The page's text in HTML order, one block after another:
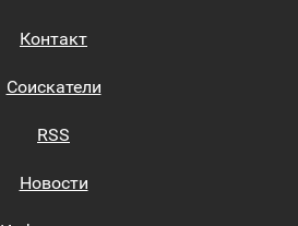
Контакт
Соискатели
RSS
Новости